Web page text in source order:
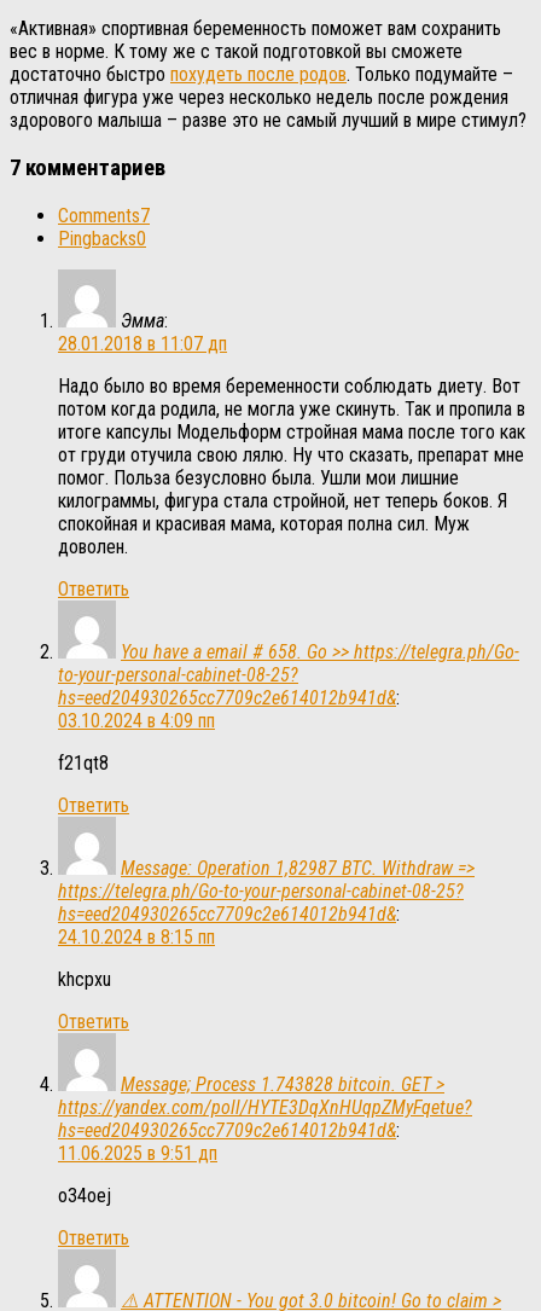
«Активная» спортивная беременность поможет вам сохранить
вес в норме. К тому же с такой подготовкой вы сможете
достаточно быстро похудеть после родов. Только подумайте –
отличная фигура уже через несколько недель после рождения
здорового малыша – разве это не самый лучший в мире стимул?
7 комментариев
Comments7
Pingbacks0
Эмма:
28.01.2018 в 11:07 дп
Надо было во время беременности соблюдать диету. Вот
потом когда родила, не могла уже скинуть. Так и пропила в
итоге капсулы Модельформ стройная мама после того как
от груди отучила свою лялю. Ну что сказать, препарат мне
помог. Польза безусловно была. Ушли мои лишние
килограммы, фигура стала стройной, нет теперь боков. Я
спокойная и красивая мама, которая полна сил. Муж
доволен.
Ответить
You have a email # 658. Go >> https://telegra.ph/Go-
to-your-personal-cabinet-08-25?
hs=eed204930265cc7709c2e614012b941d&:
03.10.2024 в 4:09 пп
f21qt8
Ответить
Message: Operation 1,82987 BTC. Withdraw =>
https://telegra.ph/Go-to-your-personal-cabinet-08-25?
hs=eed204930265cc7709c2e614012b941d&:
24.10.2024 в 8:15 пп
khcpxu
Ответить
Message; Process 1.743828 bitcoin. GET >
https://yandex.com/poll/HYTE3DqXnHUqpZMyFqetue?
hs=eed204930265cc7709c2e614012b941d&:
11.06.2025 в 9:51 дп
o34oej
Ответить
⚠️ ATTENTION - You got 3.0 bitcoin! Go to claim >